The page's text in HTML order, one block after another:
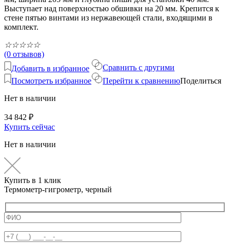
Выступает над поверхностью обшивки на 20 мм. Крепится к
стене пятью винтами из нержавеющей стали, входящими в
комплект.
☆☆☆☆☆
(0 отзывов)
Добавить в избранное
Посмотреть избранное
Сравнить с другими
Перейти к сравнениюПоделиться
Нет в наличии
34 842 ₽
Купить сейчас
Нет в наличии
Купить в 1 клик
Термометр-гигрометр, черный